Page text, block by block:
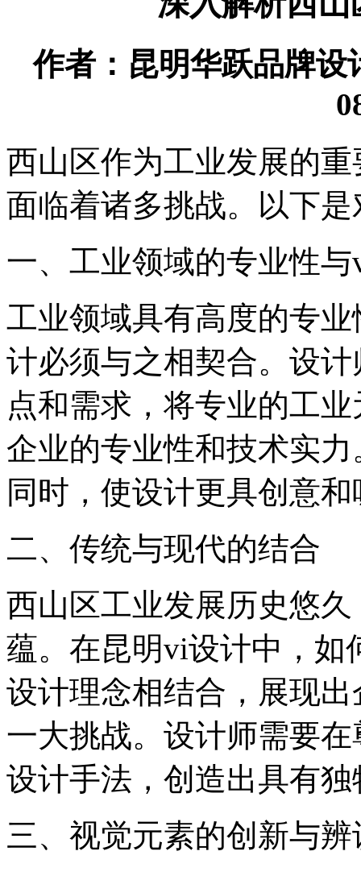
作者：昆明华跃品牌设
西山区作为工业发展的
面临着诸多挑战。以下
一、工业领域的专业性
工业领域具有高度的专
计必须与之相契合。设
点和需求，将专业的工
企业的专业性和技术实
同时，使设计更具创意
二、传统与现代的结合
西山区工业发展历史悠
蕴。在昆明vi设计中，如
设计理念相结合，展现
一大挑战。设计师需要
设计手法，创造出具有
三、视觉元素的创新与辨